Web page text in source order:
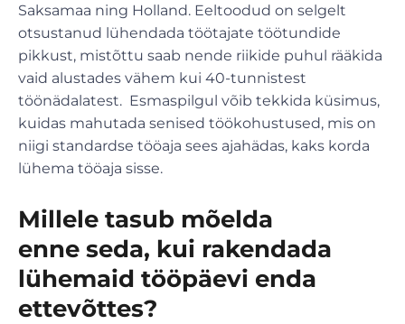
Saksamaa ning Holland. Eeltoodud on selgelt
otsustanud lühendada töötajate töötundide
pikkust, mistõttu saab nende riikide puhul rääkida
vaid alustades vähem kui 40-tunnistest
töönädalatest. Esmaspilgul võib tekkida küsimus,
kuidas mahutada senised töökohustused, mis on
niigi standardse tööaja sees ajahädas, kaks korda
lühema tööaja sisse.
Millele tasub mõelda
enne seda, kui rakendada
lühemaid tööpäevi enda
ettevõttes?